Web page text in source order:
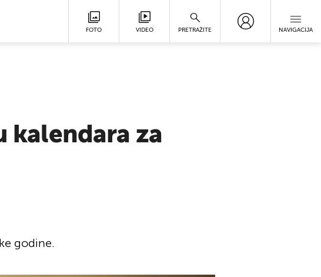
FOTO VIDEO PRETRAŽITE NAVIGACIJA
kalendara za
godine.